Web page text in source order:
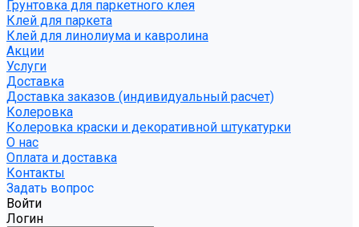
Грунтовка для паркетного клея
Клей для паркета
Клей для линолиума и кавролина
Акции
Услуги
Доставка
Доставка заказов (индивидуальный расчет)
Колеровка
Колеровка краски и декоративной штукатурки
О нас
Оплата и доставка
Контакты
Задать вопрос
Войти
Логин